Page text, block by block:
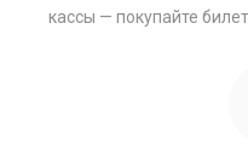
кассы — покупайте